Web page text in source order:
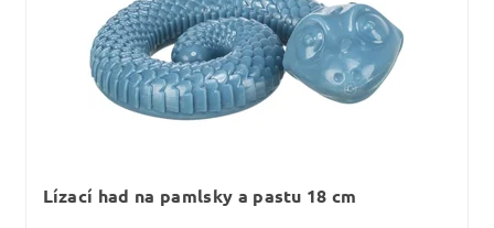
Lízací had na pamlsky a pastu 18 cm